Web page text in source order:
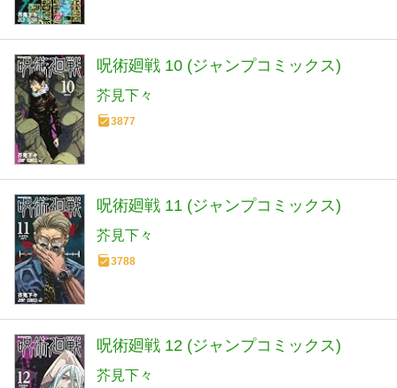
呪術廻戦 10 (ジャンプコミックス)
芥見下々
3877
呪術廻戦 11 (ジャンプコミックス)
芥見下々
3788
呪術廻戦 12 (ジャンプコミックス)
芥見下々